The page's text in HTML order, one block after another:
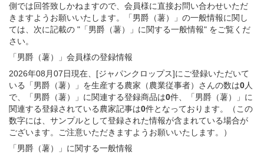
側では回答致しかねますので、会員様に直接お問い合わせいただ
きますようお願いいたします。「男爵（薯）」の一般情報に関し
ては、次に記載の "「男爵（薯）」に関する一般情報" をご覧くだ
さい。
「男爵（薯）」会員様の登録情報
2026年08月07日現在、[ジャパンクロップス]にご登録いただいて
いる「男爵（薯）」を生産する農家（農業従事者）さんの数は0人
で、「男爵（薯）」に関連する登録商品は0件、「男爵（薯）」に
関連する登録されている農家記事は0件となっております。（この
数字には、サンプルとして登録された情報が含まれている場合が
ございます。ご注意いただきますようお願いいたします。）
「男爵（薯）」に関する一般情報